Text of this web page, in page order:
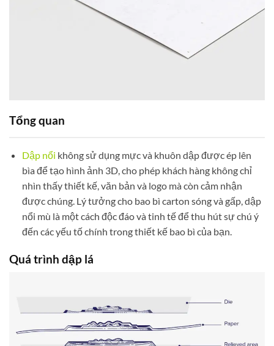
Tổng quan
Dập nổi không sử dụng mực và khuôn dập được ép lên
bìa để tạo hình ảnh 3D, cho phép khách hàng không chỉ
nhìn thấy thiết kế, văn bản và logo mà còn cảm nhận
được chúng. Lý tưởng cho bao bì carton sóng và gấp, dập
nổi mù là một cách độc đáo và tinh tế để thu hút sự chú ý
đến các yếu tố chính trong thiết kế bao bì của bạn.
Quá trình dập lá